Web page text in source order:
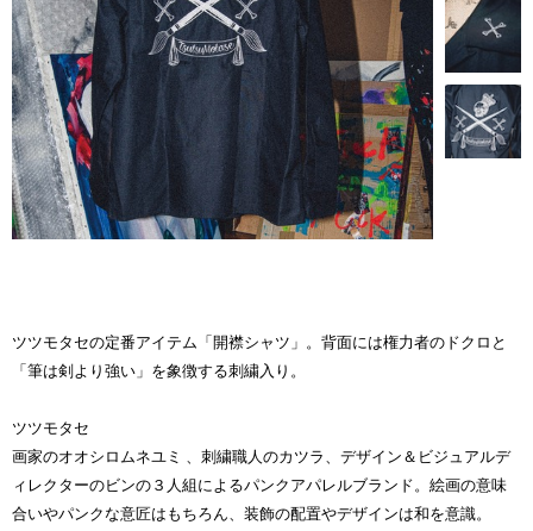
ツツモタセの定番アイテム「開襟シャツ」。背面には権力者のドクロと
「筆は剣より強い」を象徴する刺繍入り。
ツツモタセ
画家のオオシロムネユミ 、刺繍職人のカツラ、デザイン＆ビジュアルデ
ィレクターのビンの３人組によるパンクアパレルブランド。絵画の意味
合いやパンクな意匠はもちろん、装飾の配置やデザインは和を意識。